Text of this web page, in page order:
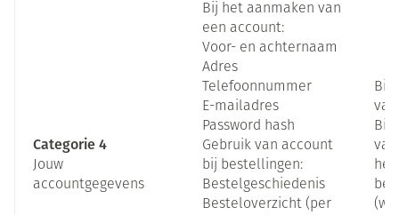
Categorie 4
Jouw
accountgegevens
Bij het aanmaken van
een account:
Voor- en achternaam
Adres
Telefoonnummer
E-mailadres
Password hash
Gebruik van account
bij bestellingen:
Bestelgeschiedenis
Besteloverzicht (per
Bij
Bij
het